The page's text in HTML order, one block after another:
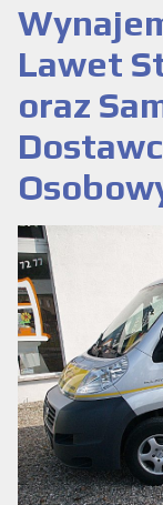
Lawet
oraz